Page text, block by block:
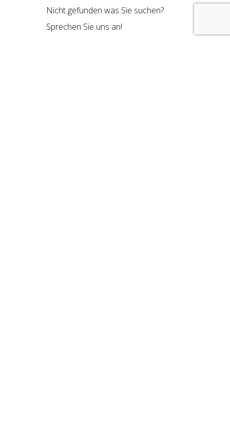
Nicht gefunden was Sie suchen?
Sprechen Sie uns an!